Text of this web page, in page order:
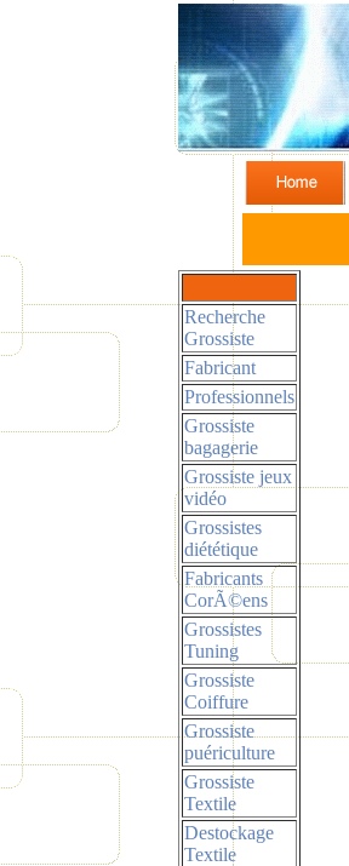
Recherche
Grossiste
Fabricant
Professionnels
Grossiste
bagagerie
Grossiste jeux
vidéo
Grossistes
diététique
Fabricants
CorÃ©ens
Grossistes
Tuning
Grossiste
Coiffure
Grossiste
puériculture
Grossiste
Textile
Destockage
Textile